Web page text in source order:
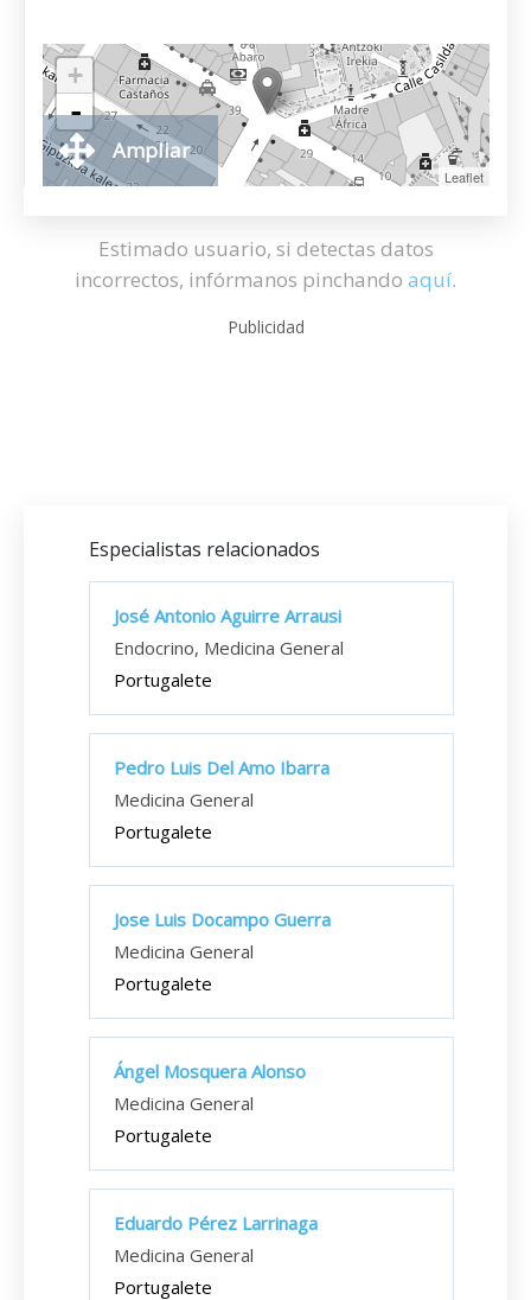
+
-
Leaflet
Ampliar
Estimado usuario, si detectas datos
incorrectos, infórmanos pinchando aquí.
Publicidad
Especialistas relacionados
José Antonio Aguirre Arrausi
Endocrino, Medicina General
Portugalete
Pedro Luis Del Amo Ibarra
Medicina General
Portugalete
Jose Luis Docampo Guerra
Medicina General
Portugalete
Ángel Mosquera Alonso
Medicina General
Portugalete
Eduardo Pérez Larrinaga
Medicina General
Portugalete